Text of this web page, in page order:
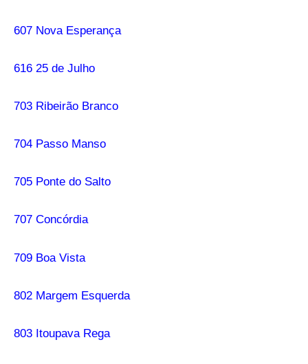
607 Nova Esperança
616 25 de Julho
703 Ribeirão Branco
704 Passo Manso
705 Ponte do Salto
707 Concórdia
709 Boa Vista
802 Margem Esquerda
803 Itoupava Rega